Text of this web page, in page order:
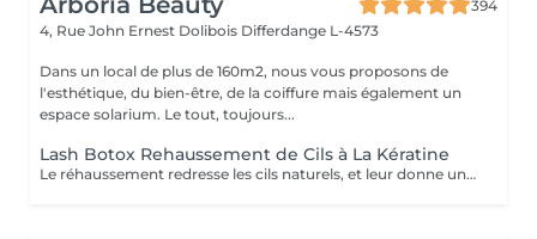
394
4, Rue John Ernest Dolibois Differdange L-4573
Dans un local de plus de 160m2, nous vous proposons de
l'esthétique, du bien-être, de la coiffure mais également un
espace solarium. Le tout, toujours...
Lash Botox Rehaussement de Cils à La Kératine
Le réhaussement redresse les cils naturels, et leur donne une superbe courbure , de la longueur, de la hauteur et du volume : vos cils paraissent plus longs et plus denses. Pour toutes celles qui veulent avoir un regard intense et des cils plus longs sans avoir recours à des extensions de cils.